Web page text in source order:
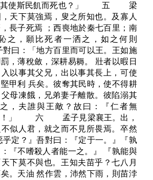
其使斯民飢而死也？」 五 梁
天下莫強焉，叟之所知也。及寡人
長子死焉 ；西喪地於秦七百里；南
之，願比死者一洒之，如之何則
：「地方百里而可以王。王如施
，薄稅斂，深耕易耨。 壯者以暇日
以事其父兄，出以事其長上，可使
甲利 兵矣。彼奪其民時，使不得耕
母凍餓，兄弟妻子離散。彼陷溺其
，夫誰與王敵？故曰：『仁者無
！」 六 孟子見梁襄王。出，
似人君，就之而不見所畏焉。卒然
乎定？』吾對曰：『定于一。』『孰
『不嗜殺人者能一之。』 『孰能與
下莫不與也。王知夫苗乎？七八月
。天油 然作雲，沛然下雨，則苗浡